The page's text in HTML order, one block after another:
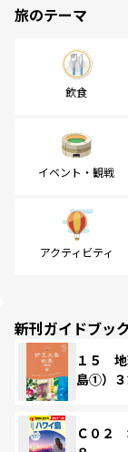
旅のテーマ
飲食
イベント・観戦
アクティビティ
新刊ガイドブッ
１５
島①）
Ｃ０２